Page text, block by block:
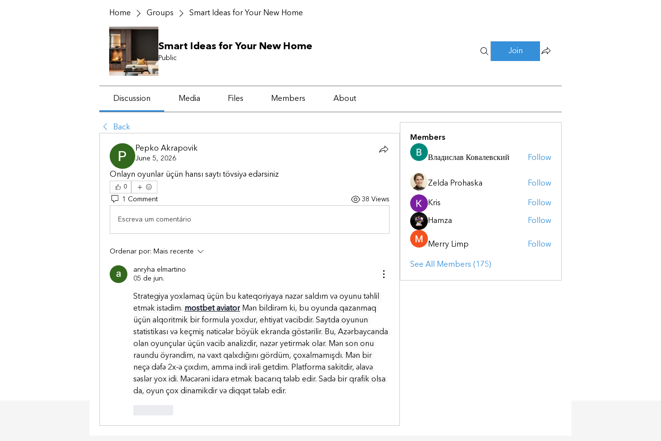
Home Groups Smart Ideas for Your New Home
Smart Ideas for Your New Home
Public
Join
Discussion Media Files Members About
Back
Pepko Akrapovik
June 5, 2026
Onlayn oyunlar üçün hansı saytı tövsiyə edərsiniz
0
1 Comment 38 Views
Escreva um comentário
Ordenar por: Mais recente
anryha elmartino
05 de jun.
Strategiya yoxlamaq üçün bu kateqoriyaya nəzər saldım və oyunu təhlil
etmək istədim. mostbet aviator Mən bildirəm ki, bu oyunda qazanmaq
üçün alqoritmik bir formula yoxdur, ehtiyat vacibdir. Saytda oyunun
statistikası və keçmiş nəticələr böyük ekranda göstərilir. Bu, Azərbaycanda
olan oyunçular üçün vacib analizdir, nəzər yetirmək olar. Mən son onu
raundu öyrəndim, nə vaxt qalxdığını gördüm, çoxalmamışdı. Mən bir
neçə dəfə 2x-ə çıxdım, amma indi irəli getdim. Platforma sakitdir, əlavə
səslər yox idi. Məcərəni idarə etmək bacarıq tələb edir. Sadə bir qrafik olsa
da, oyun çox dinamikdir və diqqət tələb edir.
Members
Владислав Ковалевский Follow
Zelda Prohaska Follow
Kris Follow
Hamza Follow
Merry Limp Follow
See All Members (175)